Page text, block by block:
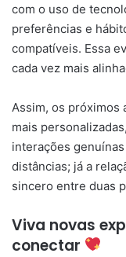
com o uso de
preferências e
compatíveis. Essa
cada vez mais
Assim, os próximos
mais
interações genuínas
distâncias; já a
sincero entre duas
Viva novas
conectar